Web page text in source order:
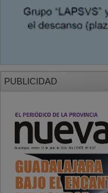
PUBLICIDAD